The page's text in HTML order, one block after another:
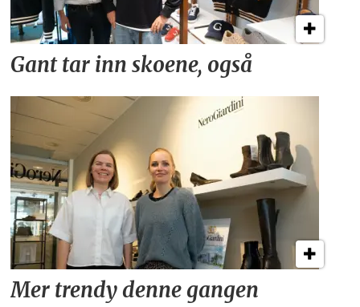
Gant tar inn skoene, også
Mer trendy denne gangen